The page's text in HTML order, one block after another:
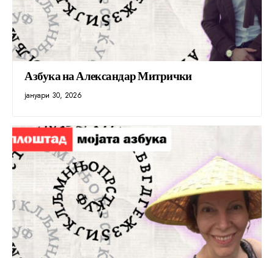
Азбука на Александар Митрички
јануари 30, 2026